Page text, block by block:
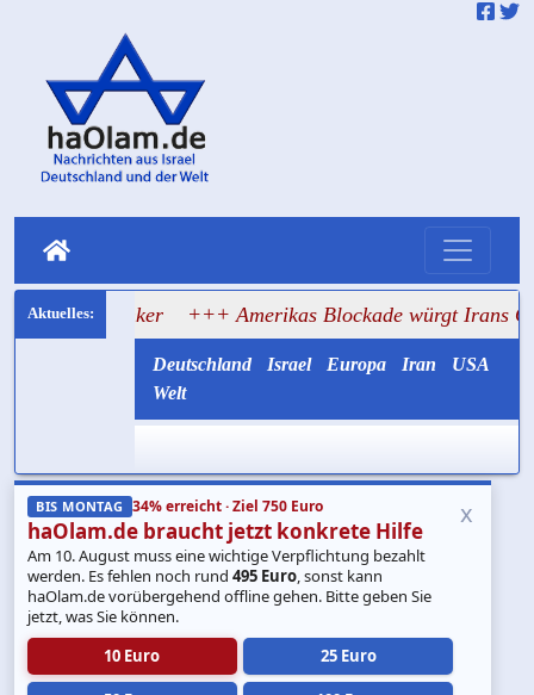
+++ Amerikas Blockade würgt Irans Ölexport ab
Deutschland Israel Europa Iran
USA
Welt
BIS MONTAG 34% erreicht · Ziel 750 Euro
haOlam.de braucht jetzt konkrete Hilfe
Am 10. August muss eine wichtige Verpflichtung bezahlt
werden. Es fehlen noch rund495 Euro, sonst kann
haOlam.de vorübergehend offline gehen. Bitte geben Sie
jetzt, was Sie können.
10 Euro
25 Euro
x